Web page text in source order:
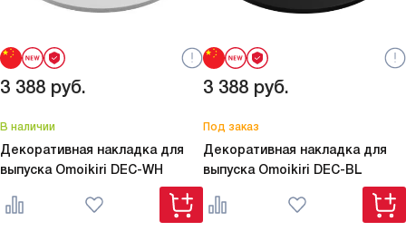
3 388 руб.
В наличии
Декоративная накладка для
выпуска Omoikiri DEC-WH
3 388 руб.
Под заказ
Декоративная накладка для
выпуска Omoikiri DEC-BL